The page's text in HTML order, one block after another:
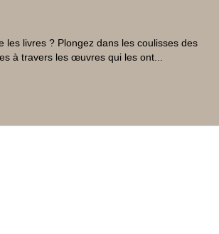
les livres ? Plongez dans les coulisses des
à travers les œuvres qui les ont...